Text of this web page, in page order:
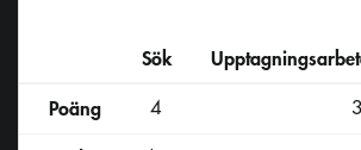
Sök
Poäng
4
3